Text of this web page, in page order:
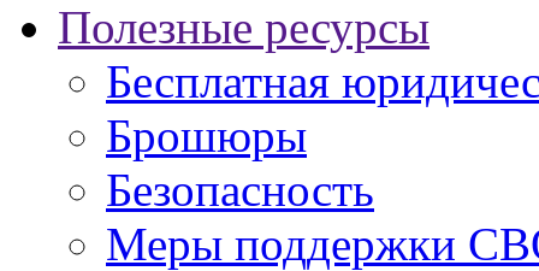
Полезные ресурсы
Бесплатная
Брошюры
Безопасность
Меры поддержки